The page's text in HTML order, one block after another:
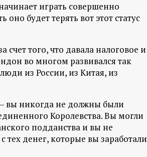
играть совершенно
будет терять вот этот статус
того, что давала налоговое и
во многом развивался так
из России, из Китая, из
вы никогда не должны были
Королевства. Вы могли
подданства и вы не
денег, которые вы заработали